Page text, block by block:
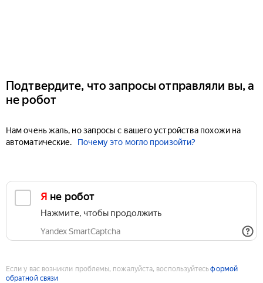
Подтвердите, что запросы отправляли вы, а
не робот
Нам очень жаль, но запросы с вашего устройства похожи на
автоматические.
Почему это могло произойти?
Я не робот
Нажмите, чтобы продолжить
Yandex SmartCaptcha
Если у вас возникли проблемы, пожалуйста, воспользуйтесьформой
обратной связи